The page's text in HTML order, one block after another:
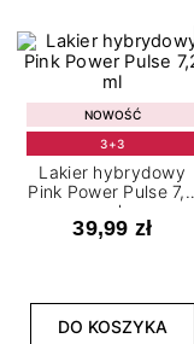
NOWOŚĆ
3+3
Lakier hybrydowy
Pink Power Pulse 7,2
ml
39,99 zł
DO KOSZYKA